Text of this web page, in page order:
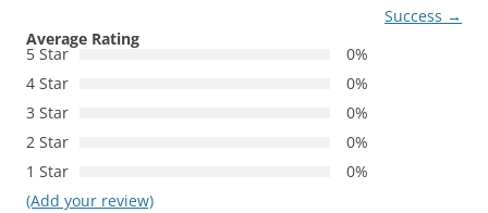
Success →
Average Rating
5 Star
0%
4 Star
0%
3 Star
0%
2 Star
0%
1 Star
0%
(Add your review)